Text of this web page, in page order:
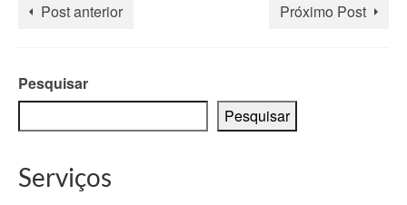
Post anterior Próximo Post
Pesquisar
Pesquisar
Serviços